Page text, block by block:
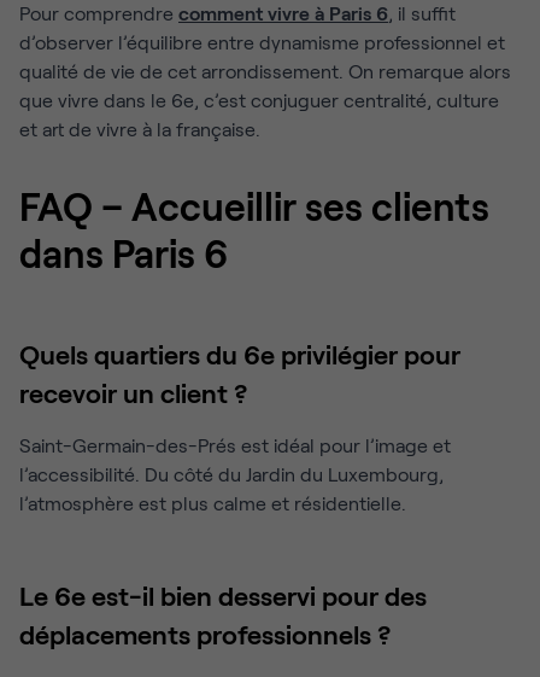
Pour comprendre comment vivre à Paris 6, il suffit
d’observer l’équilibre entre dynamisme professionnel et
qualité de vie de cet arrondissement. On remarque alors
que vivre dans le 6e, c’est conjuguer centralité, culture
et art de vivre à la française.
FAQ – Accueillir ses clients
dans Paris 6
Quels quartiers du 6e privilégier pour
recevoir un client ?
Saint-Germain-des-Prés est idéal pour l’image et
l’accessibilité. Du côté du Jardin du Luxembourg,
l’atmosphère est plus calme et résidentielle.
Le 6e est-il bien desservi pour des
déplacements professionnels ?